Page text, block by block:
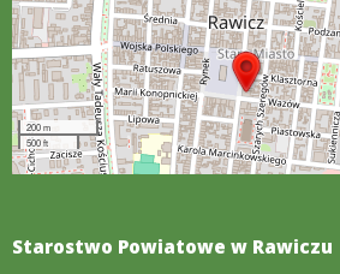
200 m
500 ft
Starostwo Powiatowe w Rawiczu